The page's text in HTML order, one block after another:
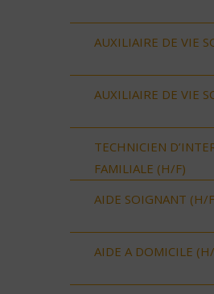
AUXILIAIRE DE VIE
AUXILIAIRE DE VIE
TECHNICIEN
FAMILIALE (H/F)
AIDE SOIGNANT (H/
AIDE A DOMICILE